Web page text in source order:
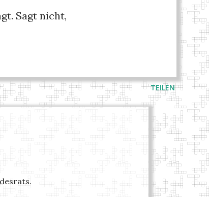
Sagt nicht,
TEILEN